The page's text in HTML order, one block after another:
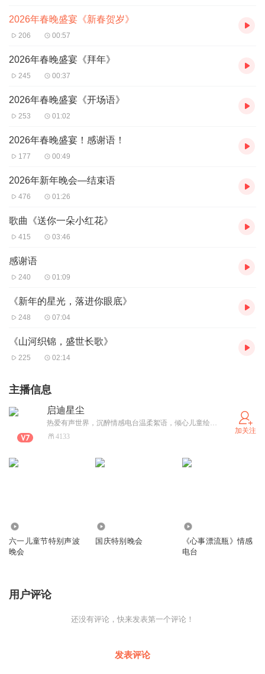
2026年春晚盛宴《新春贺岁》
206 00:57
2026年春晚盛宴《拜年》
245 00:37
2026年春晚盛宴《开场语》
253 01:02
2026年春晚盛宴！感谢语！
177 00:49
2026年新年晚会—结束语
476 01:26
歌曲《送你一朵小红花》
415 03:46
感谢语
240 01:09
《新年的星光，落进你眼底》
248 07:04
《山河织锦，盛世长歌》
225 02:14
主播信息
启迪星尘
热爱有声世界，沉醉情感电台温柔絮语，倾心儿童绘本奇妙故事，以配音传递千般情绪，愿用声音编织美好，期待用声音与你相遇，传递温暖与感动！
4133
加关注
六一儿童节特别声波
晚会
国庆特别晚会
《心事漂流瓶》情感
电台
用户评论
还没有评论，快来发表第一个评论！
发表评论